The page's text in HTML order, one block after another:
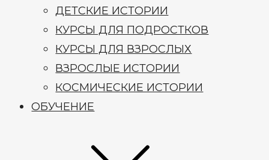
ДЕТСКИЕ ИСТОРИИ
КУРСЫ ДЛЯ ПОДРОСТКОВ
КУРСЫ ДЛЯ ВЗРОСЛЫХ
ВЗРОСЛЫЕ ИСТОРИИ
КОСМИЧЕСКИЕ ИСТОРИИ
ОБУЧЕНИЕ